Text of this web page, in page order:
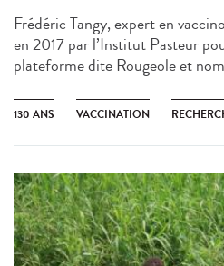
Frédéric Tangy, expert en
en 2017 par l’Institut Pasteur
plateforme dite Rougeole et
130 ANS VACCINATION